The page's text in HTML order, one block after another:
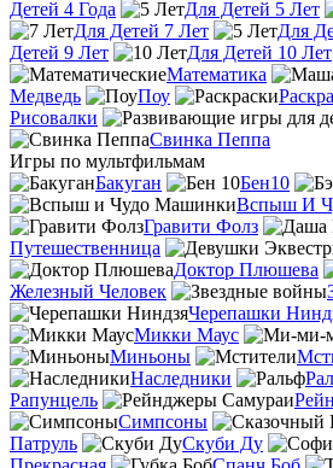
Детей 4 Года
Для Детей 5 Лет
Для Детей 7 Лет
Для
Детей 9 Лет
Для Детей 10 Лет
Математика
Медведь
Поу
Рисовалки
Свинка Пеппа
Игры по мультфильмам
Бакуган
Бен10
Вспыш И
Гравити Фолз
Путешественница
Доктор Плюшева
Железный Человек
Черепашки
Микки Маус
Миньоны
Наследники
Рапунцель
Симпсоны
Патруль
Скуби Ду